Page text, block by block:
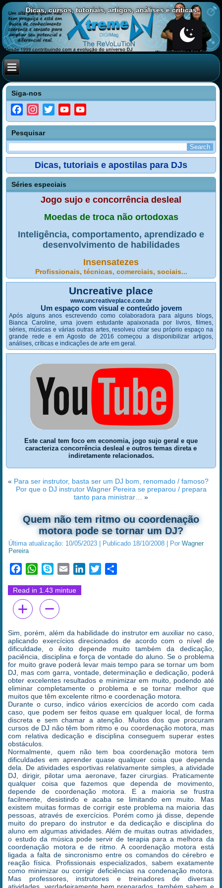
Dicas, cursos, tutoriais, artigos, análises e críticas
Siga-nos
FacebookInstagramTwitterYouTube
Channel
Pesquisar
Dicas, tutoriais e apostilas para DJs
Séries especiais
Jogo sujo e concorrência desleal
Moedas de troca não ortodoxas
Inteligência, comportamento, aprendizado e
desenvolvimento de habilidades
Insensatezes
Profissionais, técnicas, comerciais, sociais...
Uncreative place
www.uncreativeplace.com.br
Um espaço com visual e conteúdo jovem
Após alguns anos escrevendo como colaboradora para alguns blogs,
Bianca Caroline, uma jovem estudante apaixonada por livros, filmes,
séries, músicas e várias outras artes, resolveu criar seu próprio espaço na
grande rede e em Agosto de 2016 começou a disponibilizar artigos,
análises, críticas e indicações de arte em geral.
Este canal tem foco em economia, jogo sujo geral e que
caracteriza concorrência desleal e outros temas direta e
indiretamente relacionados.
« Para ser instrutor, basta ser um DJ bom, renomado / famoso?
Por que o DJ instrutor Wagner Pereira se preparou / prepara
tanto para ministrar…
»
Quem não tem ritmo ou coordenação
motora pode se tornar um DJ?
Última atualização: 10/05/2023 Publicado 18/10/2008 Por Wagner
Pereira
FacebookWhatsApp
Skype Email LinkedInTwitter
Read in 1.43 mintue
Sim, porém, além da habilidade do instrutor em auxiliar no caso,
aplicando exercícios direcionados de acordo com o nível de
dificuldade, o êxito depende muito também da dedicação,
paciência, disciplina e força de vontade do aluno. Se o problema
for muito grave poderá levar mais tempo para se tornar um bom
DJ, mas com garra, vontade, determinação e dedicação, poderá
obter excelentes resultados e minimizar em muito, podendo até
eliminar completamente o problema e se tornar melhor que
muitos que têm excelente ritmo e coordenação motora.
Durante o curso, indico vários exercícios de acordo com cada
caso, que podem ser feitos quase em qualquer local, de forma
discreta e sem chamar a atenção. Muitos dos que procuram
cursos de DJ não têm bom ritmo e ou coordenação motora, mas
com relativa dedicação e disciplina conseguem superar estes
obstáculos.
Normalmente, quem não tem boa coordenação motora tem
dificuldades em aprender quase qualquer coisa que dependa
dela. De atividades esportivas relativamente simples, a atividade
DJ, dirigir, pilotar uma aeronave, fazer cirurgias. Praticamente
qualquer coisa que fazemos que dependa de movimento,
depende de coordenação motora. E a maioria se frustra
facilmente, desistindo e acaba se limitando em muito. Mas
existem muitas formas de corrigir este problema na maioria das
pessoas, através de exercícios. Porém como já disse, depende
muito do preparo do instrutor e da dedicação e disciplina do
aluno em algumas atividades. Além de muitas outras atividades,
o estudo da música pode servir de terapia para a melhora da
coordenação motora e de ritmo. A coordenação motora está
ligada a falta de sincronismo entre os comandos do cérebro e
reação física. Profissionais especializados, sabem exatamente
como minimizar ou corrigir deficiências na condenação motora.
Mas professores, instrutores e treinadores de diversas